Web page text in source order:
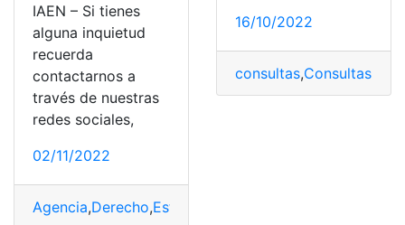
IAEN – Si tienes
alguna inquietud
recuerda
contactarnos a
través de nuestras
redes sociales,
02/11/2022
Agencia,Derecho,Estudia
16/10/2022
consultas,Consultas